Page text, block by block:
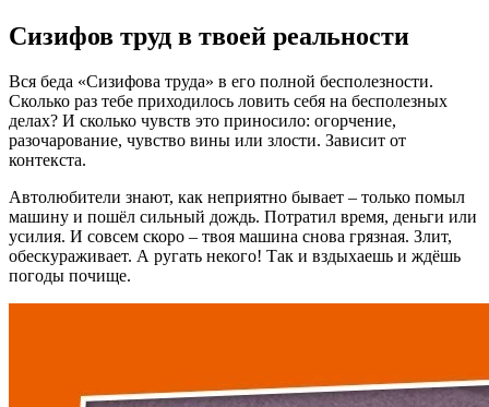
Сизифов труд в твоей реальности
Вся беда «Сизифова труда» в его полной бесполезности.
Сколько раз тебе приходилось ловить себя на бесполезных
делах? И сколько чувств это приносило: огорчение,
разочарование, чувство вины или злости. Зависит от
контекста.
Автолюбители знают, как неприятно бывает – только помыл
машину и пошёл сильный дождь. Потратил время, деньги или
усилия. И совсем скоро – твоя машина снова грязная. Злит,
обескураживает. А ругать некого! Так и вздыхаешь и ждёшь
погоды почище.